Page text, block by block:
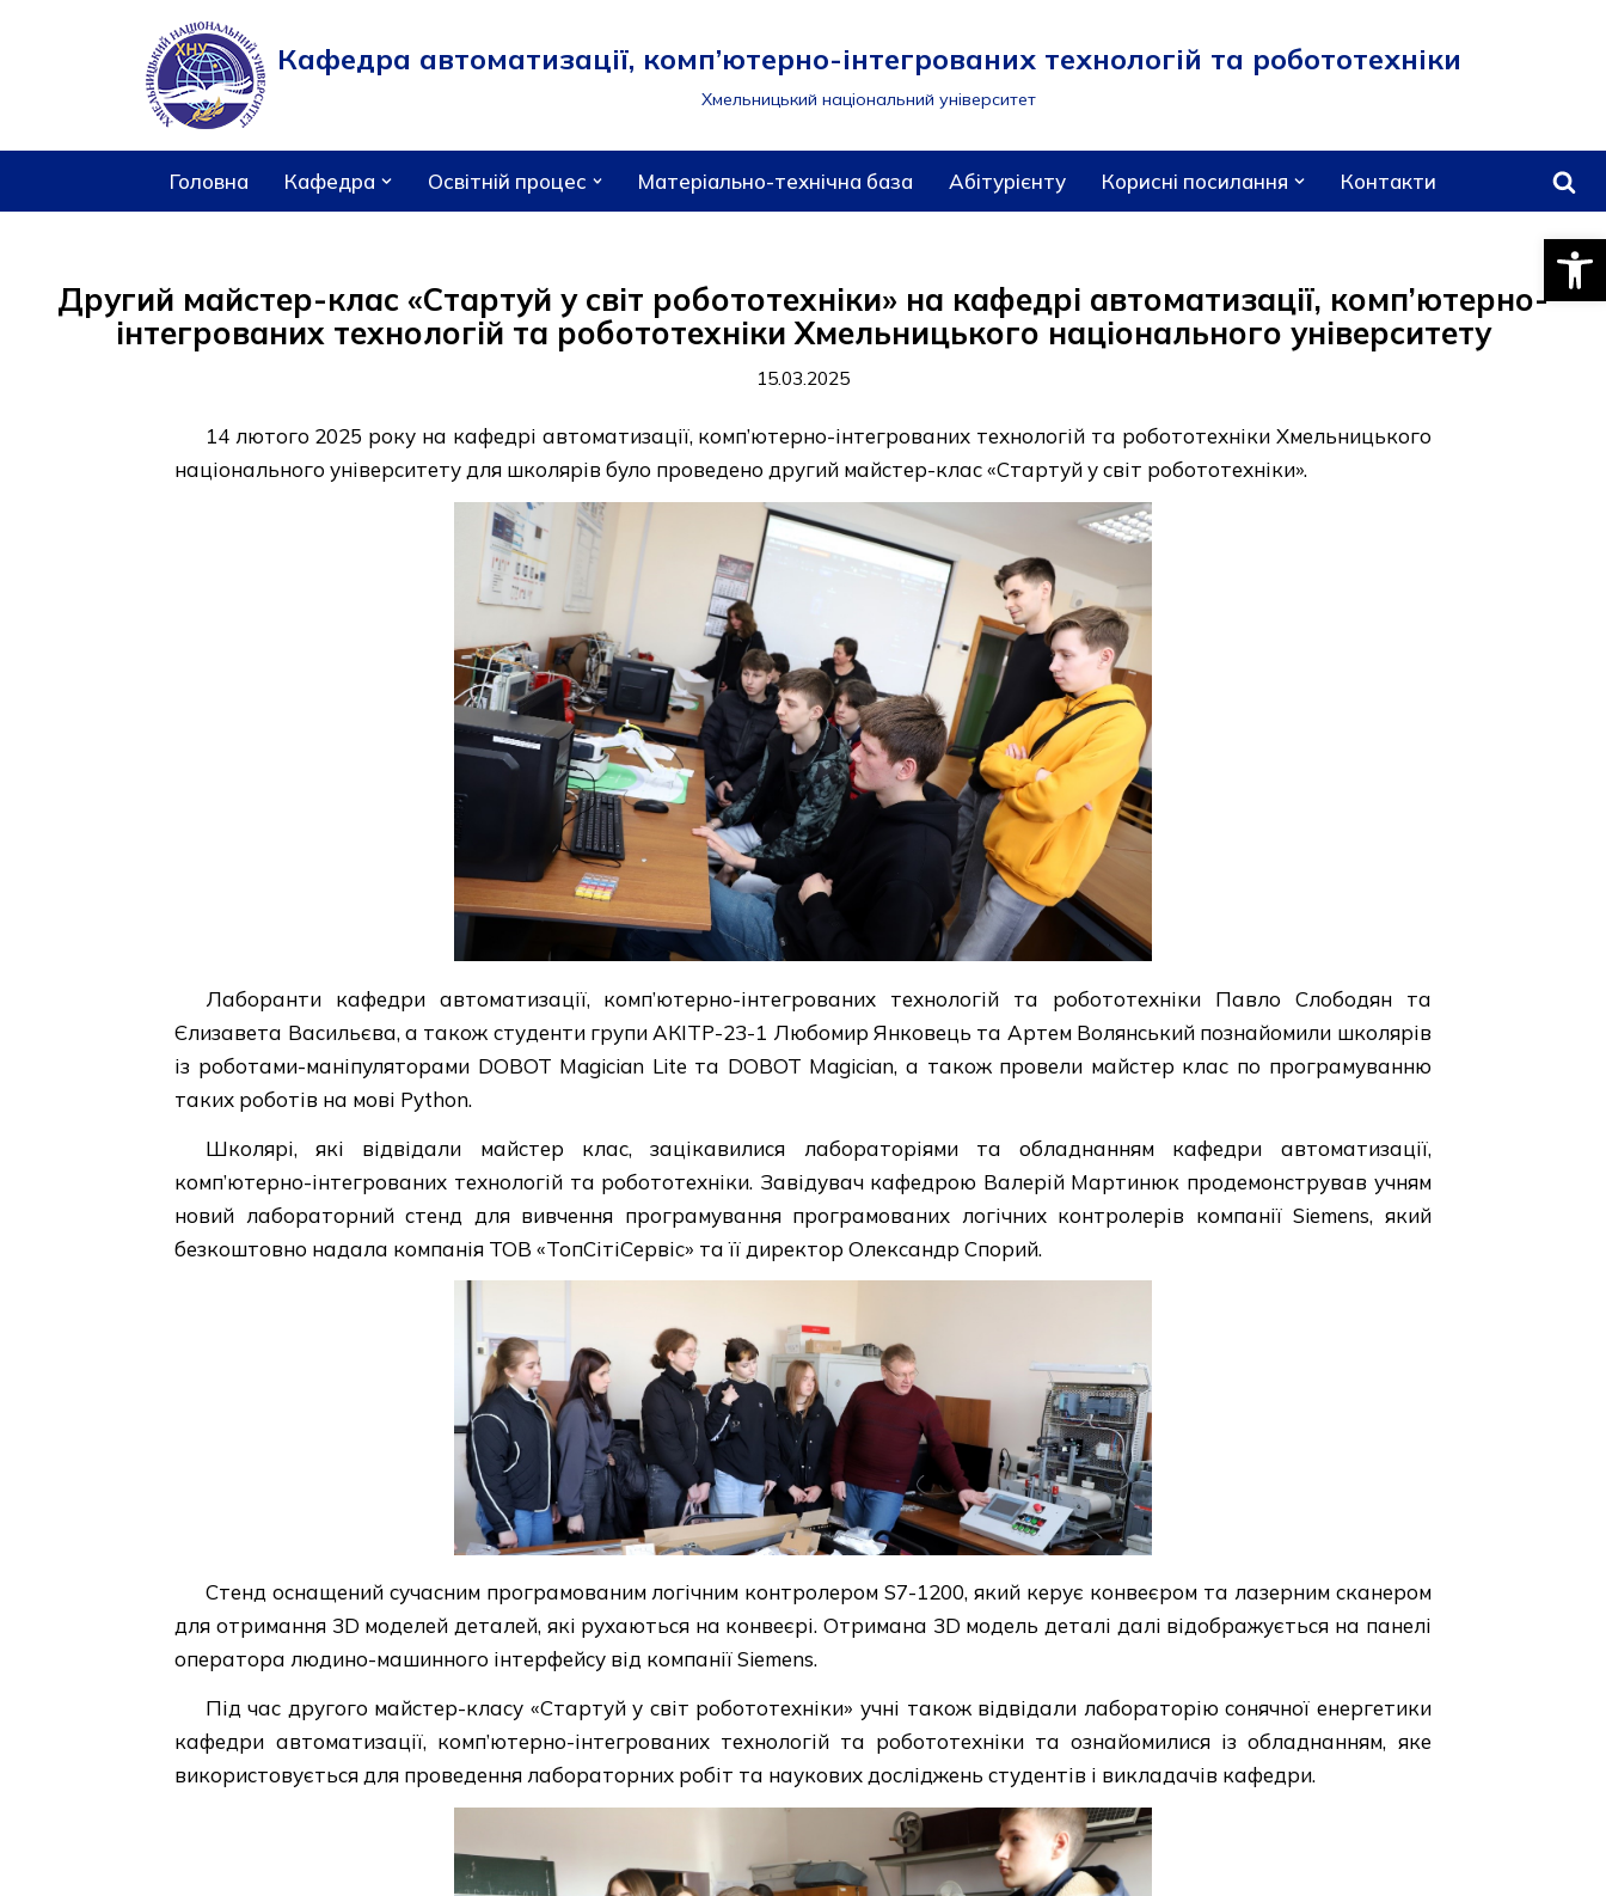
Кафедра автоматизації, комп’ютерно-інтегрованих технологій та робототехніки
Хмельницький національний університет
Головна Кафедра Освітній процес Матеріально-технічна база Абітурієнту Корисні посилання Контакти
Другий майстер-клас «Стартуй у світ робототехніки» на кафедрі автоматизації, комп’ютерно-
інтегрованих технологій та робототехніки Хмельницького національного університету
15.03.2025
14 лютого 2025 року на кафедрі автоматизації, комп’ютерно-інтегрованих технологій та робототехніки Хмельницького
національного університету для школярів було проведено другий майстер-клас «Стартуй у світ робототехніки».
Лаборанти кафедри автоматизації, комп’ютерно-інтегрованих технологій та робототехніки Павло Слободян та
Єлизавета Васильєва, а також студенти групи АКІТР-23-1 Любомир Янковець та Артем Волянський познайомили школярів
із роботами-маніпуляторами DOBOT Magician Lite та DOBOT Magician, а також провели майстер клас по програмуванню
таких роботів на мові Python.
Школярі, які відвідали майстер клас, зацікавилися лабораторіями та обладнанням кафедри автоматизації,
комп’ютерно-інтегрованих технологій та робототехніки. Завідувач кафедрою Валерій Мартинюк продемонстрував учням
новий лабораторний стенд для вивчення програмування програмованих логічних контролерів компанії Siemens, який
безкоштовно надала компанія ТОВ «ТопСітіСервіс» та її директор Олександр Спорий.
Стенд оснащений сучасним програмованим логічним контролером S7-1200, який керує конвеєром та лазерним сканером
для отримання 3D моделей деталей, які рухаються на конвеєрі. Отримана 3D модель деталі далі відображується на панелі
оператора людино-машинного інтерфейсу від компанії Siemens.
Під час другого майстер-класу «Стартуй у світ робототехніки» учні також відвідали лабораторію сонячної енергетики
кафедри автоматизації, комп’ютерно-інтегрованих технологій та робототехніки та ознайомилися із обладнанням, яке
використовується для проведення лабораторних робіт та наукових досліджень студентів і викладачів кафедри.